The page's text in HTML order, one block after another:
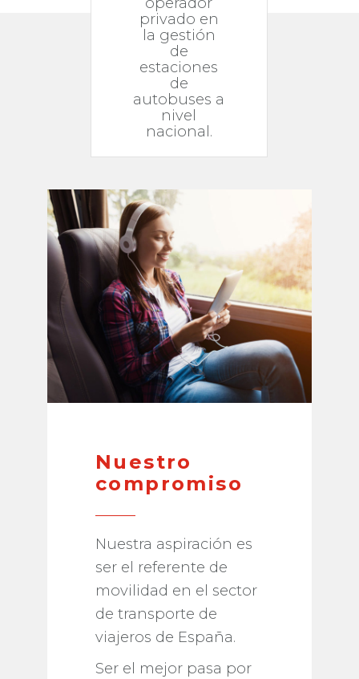
privado en
la gestión
de
estaciones
de
autobuses a
nivel
nacional.
Nuestro
compromiso
Nuestra aspiración es
ser el referente de
movilidad en el sector
de transporte de
viajeros de España.
Ser el mejor pasa por